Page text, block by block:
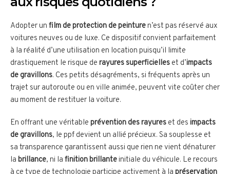
Adopter un film de protection de peinturen’est pas réservé aux
voitures neuves ou de luxe. Ce dispositif convient parfaitement
à la réalité d’une utilisation en location puisqu’il limite
drastiquement le risque de rayures superficielles et d’impacts
de gravillons. Ces petits désagréments, si fréquents après un
trajet sur autoroute ou en ville animée, peuvent vite coûter cher
au moment de restituer la voiture.
En offrant une véritable prévention des rayures et des impacts
de gravillons, le ppf devient un allié précieux. Sa souplesse et
sa transparence garantissent aussi que rien ne vient dénaturer
la brillance, ni la finition brillanteinitiale du véhicule. Le recours